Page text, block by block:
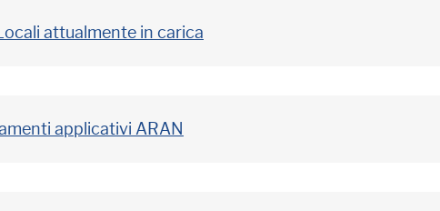
attualmente in carica
applicativi ARAN